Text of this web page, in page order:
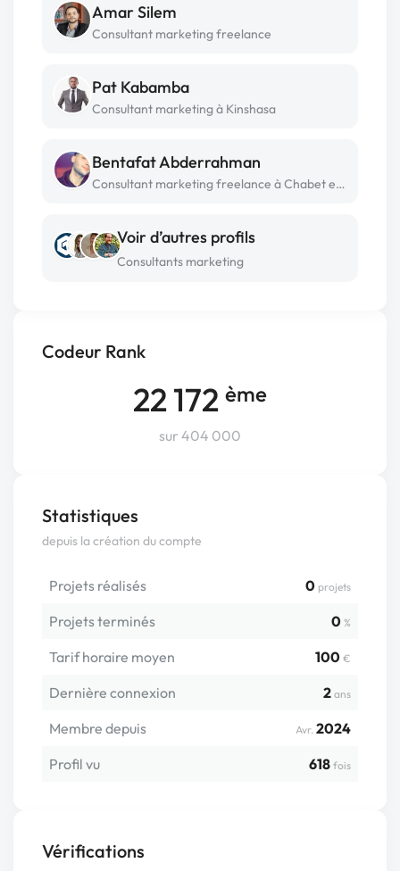
Codeur Rank
22 172 ème
sur 404 000
Statistiques
depuis la création du compte
Projets réalisés 0 projets
Projets terminés 0 %
Tarif horaire moyen 100 €
Dernière connexion 2 ans
Membre depuis Avr. 2024
Profil vu
618 fois
Vérifications
Amar Silem
Consultant marketing freelance
Pat Kabamba
Consultant marketing à Kinshasa
Bentafat Abderrahman
Consultant marketing freelance à Chabet el ameur
Voir d’autres profils
Consultants marketing